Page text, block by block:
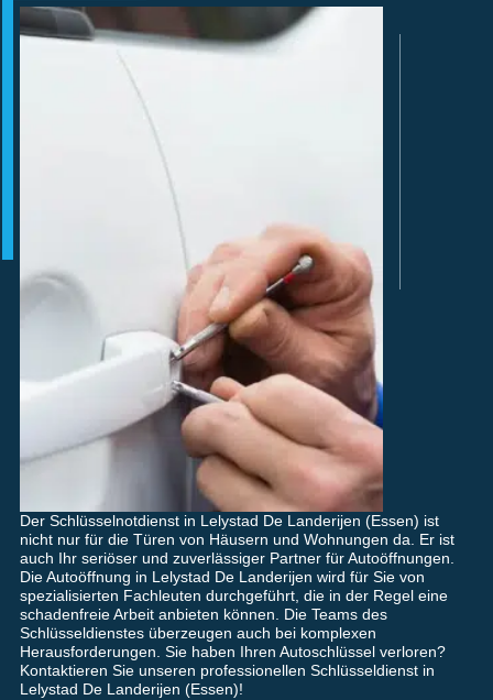
Der Schlüsselnotdienst in Lelystad De Landerijen (Essen) ist
nicht nur für die Türen von Häusern und Wohnungen da. Er ist
auch Ihr seriöser und zuverlässiger Partner für Autoöffnungen.
Die Autoöffnung in Lelystad De Landerijen wird für Sie von
spezialisierten Fachleuten durchgeführt, die in der Regel eine
schadenfreie Arbeit anbieten können. Die Teams des
Schlüsseldienstes überzeugen auch bei komplexen
Herausforderungen. Sie haben Ihren Autoschlüssel verloren?
Kontaktieren Sie unseren professionellen Schlüsseldienst in
Lelystad De Landerijen (Essen)!